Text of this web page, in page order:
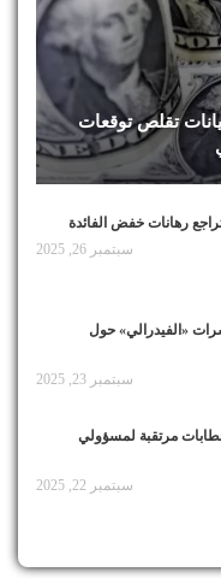
تقلص توقعات
رهانات خفض الفائدة
سبتمبر 26, 2025
«الفيدرالي» حول
سبتمبر 23, 2025
مرتقبة لمسؤولي
سبتمبر 22, 2025